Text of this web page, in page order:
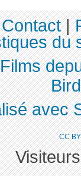
Contact|
du
avec
CC